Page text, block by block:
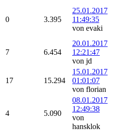
0 3.395
25.01.2017
11:49:35
von evaki
7 6.454
20.01.2017
12:21:47
von jd
17 15.294
15.01.2017
01:01:07
von florian
4 5.090
08.01.2017
12:49:38
von
hansklok